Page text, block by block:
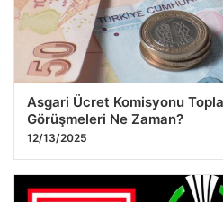
Asgari Ücret Komisyonu
Görüşmeleri Ne Zaman?
12/13/2025